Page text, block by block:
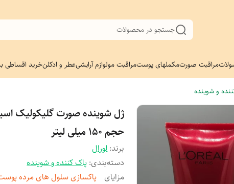
جستجو در محصولات
مراقبت صورتمکملهای پوستمراقبت مولوازم آرایشیعطر و ادکلنخرید اقساطی
و شوینده
ژل شوینده صورت گلیکولیک
حجم 150 میلی لیتر
برند:لورال
دسته‌بندی: پاک کننده و شوینده
مزایای
پاکسازی سلول های مرده